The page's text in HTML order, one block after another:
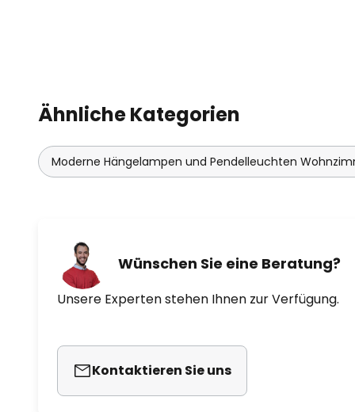
Ähnliche Kategorien
Moderne Hängelampen und Pendelleuchten
Wünschen Sie eine Beratung?
Unsere Experten stehen Ihnen zur Verfügung.
Kontaktieren Sie uns